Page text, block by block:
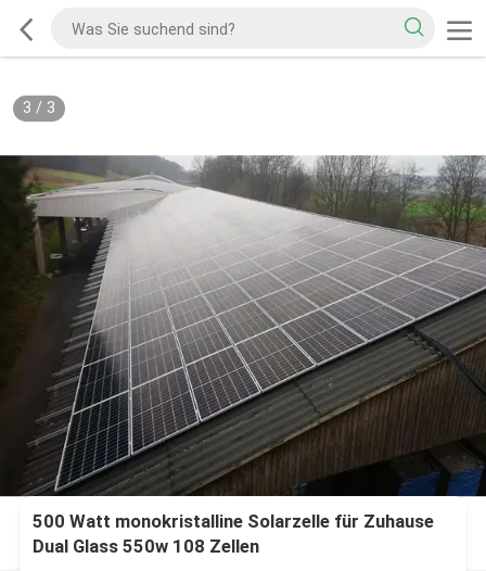
3 / 3
500 Watt monokristalline Solarzelle für Zuhause
Dual Glass 550w 108 Zellen